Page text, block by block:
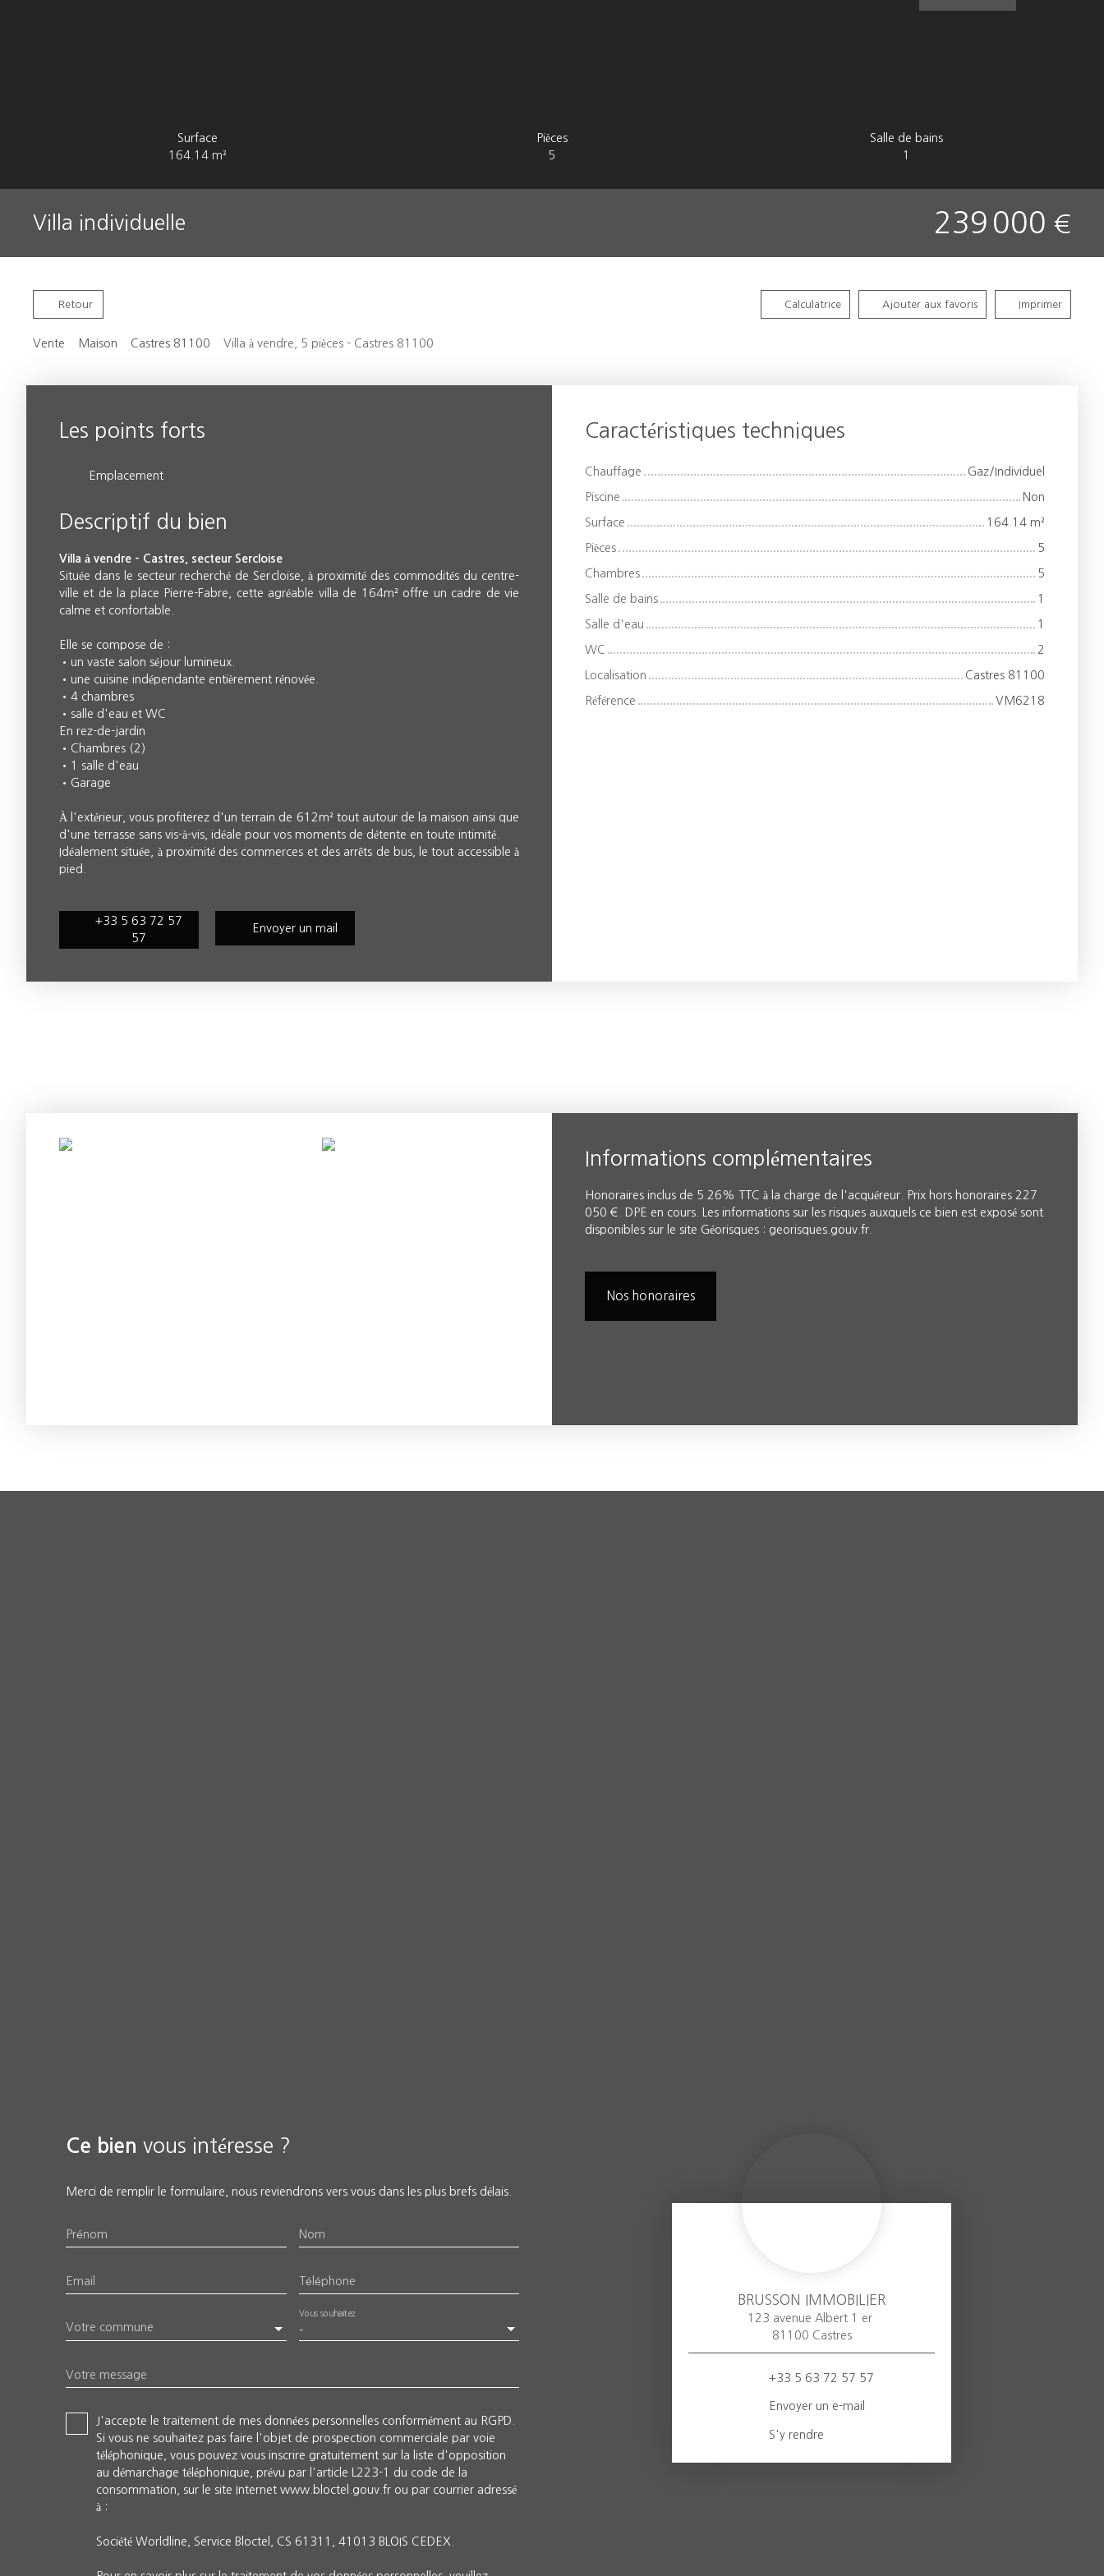
Surface
164.14 m²
Pièces
5
Salle de bains
1
Villa individuelle 239 000 €
Retour Calculatrice Ajouter aux favoris Imprimer
Vente Maison Castres 81100 Villa à vendre, 5 pièces - Castres 81100
Les points forts
Emplacement
Descriptif du bien
Villa à vendre – Castres, secteur Sercloise
Située dans le secteur recherché de Sercloise, à proximité des commodités du centre-
ville et de la place Pierre-Fabre, cette agréable villa de 164m² offre un cadre de vie
calme et confortable.
Elle se compose de :
un vaste salon séjour lumineux.
une cuisine indépendante entièrement rénovée.
4 chambres
salle d'eau et WC
En rez-de-jardin
Chambres (2)
1 salle d'eau
Garage
À l'extérieur, vous profiterez d'un terrain de 612m² tout autour de la maison ainsi que
d'une terrasse sans vis-à-vis, idéale pour vos moments de détente en toute intimité.
Idéalement située, à proximité des commerces et des arrêts de bus, le tout accessible à
pied.
+33 5 63 72 57
57
Envoyer un mail
Caractéristiques techniques
Chauffage Gaz/Individuel
Piscine Non
Surface 164.14 m²
Pièces 5
Chambres 5
Salle de bains 1
Salle d'eau 1
WC 2
Localisation Castres 81100
Référence VM6218
Informations complémentaires
Honoraires inclus de 5.26% TTC à la charge de l'acquéreur. Prix hors honoraires 227
050 €. DPE en cours. Les informations sur les risques auxquels ce bien est exposé sont
disponibles sur le site Géorisques : georisques.gouv.fr.
Nos honoraires
Ce bien vous intéresse ?
Merci de remplir le formulaire, nous reviendrons vers vous dans les plus brefs délais.
Prénom Nom
Email Téléphone
Votre commune -
Vous souhaitez
Votre message
J'accepte le traitement de mes données personnelles conformément au RGPD.
Si vous ne souhaitez pas faire l'objet de prospection commerciale par voie
téléphonique, vous pouvez vous inscrire gratuitement sur la liste d'opposition
au démarchage téléphonique, prévu par l'article L223-1 du code de la
consommation, sur le site Internet www.bloctel.gouv.fr ou par courrier adressé
à :
Société Worldline, Service Bloctel, CS 61311, 41013 BLOIS CEDEX.
BRUSSON IMMOBILIER
123 avenue Albert 1 er
81100 Castres
+33 5 63 72 57 57
Envoyer un e-mail
S'y rendre